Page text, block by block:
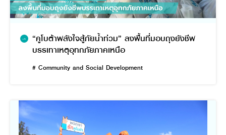
“คูโบต้าพลังใจสู้ภัยน้ำท่วม” ลงพื้นที่มอบถุงยังชีพ
บรรเทาเหตุอุทกภัยภาคเหนือ
# Community and Social Development